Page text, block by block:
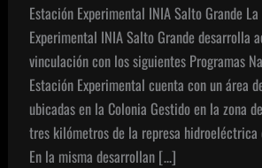
Estación Experimental INIA Salto Grande
Experimental INIA Salto Grande desarrolla
vinculación con los siguientes Programas
Estación Experimental cuenta con un área
ubicadas en la Colonia Gestido en la zona
tres kilómetros de la represa hidroeléctrica
En la misma desarrollan […]